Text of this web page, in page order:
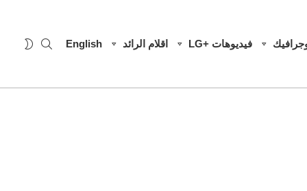
فيديوهات +LG اقلام الرائد English
SEARCH